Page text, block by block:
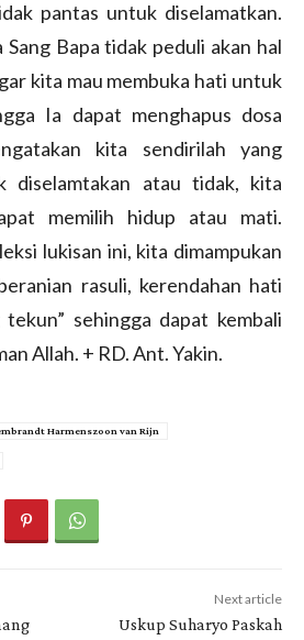
pantas untuk diselamatkan.
Bapa tidak peduli akan hal
kita mau membuka hati untuk
Ia dapat menghapus dosa
kita sendirilah yang
diselamtakan atau tidak, kita
memilih hidup atau mati.
lukisan ini, kita dimampukan
rasuli, kerendahan hati
sehingga dapat kembali
Allah. + RD. Ant. Yakin.
Harmenszoon van Rijn
Next article
Uskup Suharyo Paskah